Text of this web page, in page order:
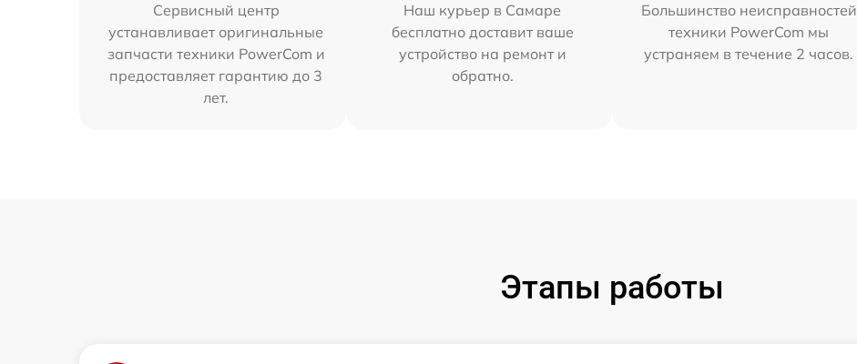
Сервисный центр
устанавливает оригинальные
запчасти техники PowerCom и
предоставляет гарантию до 3
лет.
Наш курьер в Самаре
бесплатно доставит ваше
устройство на ремонт и
обратно.
Большинство неисправностей
техники PowerCom мы
устраняем в течение 2 часов.
Этапы работы